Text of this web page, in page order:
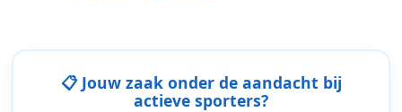
📋 Jouw zaak onder de aandacht bij
actieve sporters?